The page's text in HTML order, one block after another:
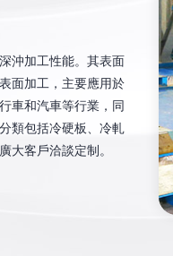
沖加工性能。其表面
面加工，主要應用於
車和汽車等行業，同
類包括冷硬板、冷軋
大客戶洽談定制。